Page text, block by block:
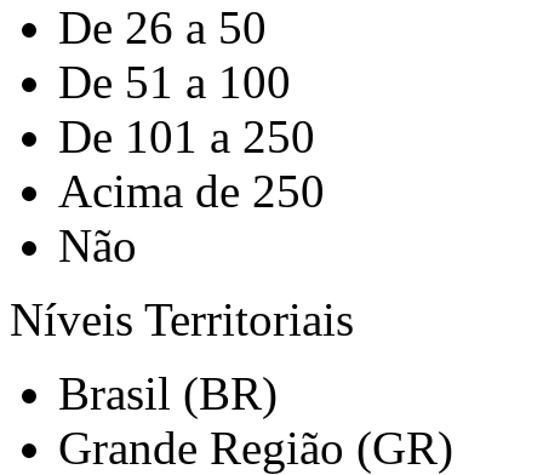
De 26 a 50
De 51 a 100
De 101 a 250
Acima de 250
Não
Níveis Territoriais
Brasil (BR)
Grande Região (GR)